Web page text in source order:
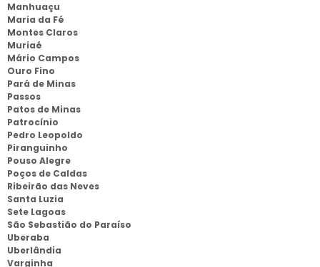
Manhuaçu
Maria da Fé
Montes Claros
Muriaé
Mário Campos
Ouro Fino
Pará de Minas
Passos
Patos de Minas
Patrocínio
Pedro Leopoldo
Piranguinho
Pouso Alegre
Poços de Caldas
Ribeirão das Neves
Santa Luzia
Sete Lagoas
São Sebastião do Paraíso
Uberaba
Uberlândia
Varginha